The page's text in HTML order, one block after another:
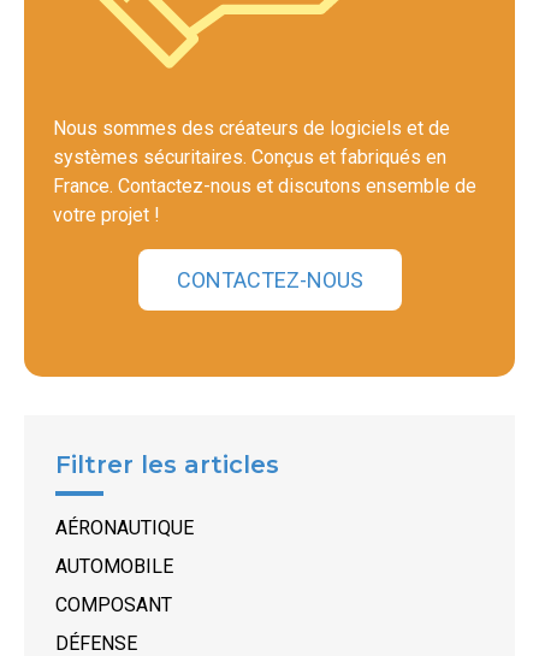
Nous sommes des créateurs de logiciels et de
systèmes sécuritaires. Conçus et fabriqués en
France. Contactez-nous et discutons ensemble de
votre projet !
CONTACTEZ-NOUS
Filtrer les articles
AÉRONAUTIQUE
AUTOMOBILE
COMPOSANT
DÉFENSE